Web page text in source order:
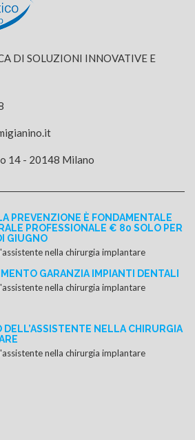
DI SOLUZIONI INNOVATIVE E
14 - 20148 Milano
PREVENZIONE È FONDAMENTALE
PROFESSIONALE € 80 SOLO PER
GIUGNO
nella chirurgia implantare
GARANZIA IMPIANTI DENTALI
nella chirurgia implantare
DELL’ASSISTENTE NELLA CHIRURGIA
nella chirurgia implantare